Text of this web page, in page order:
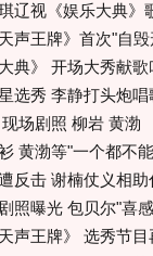
辽视《娱乐大典》
声王牌》首次"自毁
典》 开场大秀献歌
选秀 李静打头炮唱
场剧照 柳岩 黄渤
黄渤等"一个都不
反击 谢楠仗义相助
照曝光 包贝尔"喜
声王牌》 选秀节目